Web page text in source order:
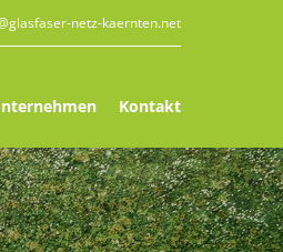
netz-kaernten.net
Kontakt